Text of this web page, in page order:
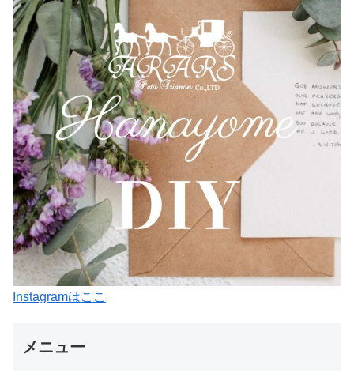
Instagramはここ
メニュー